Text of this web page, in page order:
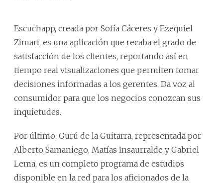
Escuchapp, creada por Sofía Cáceres y Ezequiel
Zimari, es una aplicación que recaba el grado de
satisfacción de los clientes, reportando así en
tiempo real visualizaciones que permiten tomar
decisiones informadas a los gerentes. Da voz al
consumidor para que los negocios conozcan sus
inquietudes.
Por último, Gurú de la Guitarra, representada por
Alberto Samaniego, Matías Insaurralde y Gabriel
Lema, es un completo programa de estudios
disponible en la red para los aficionados de la